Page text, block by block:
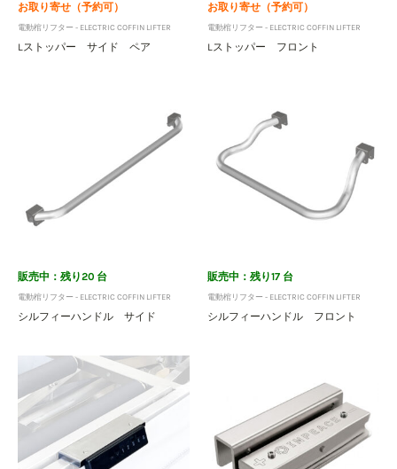
お取り寄せ（予約可）
電動棺リフター - ELECTRIC COFFIN LIFTER
Lストッパー サイド ペア
お取り寄せ（予約可）
電動棺リフター - ELECTRIC COFFIN LIFTER
Lストッパー フロント
販売中：残り20 台
電動棺リフター - ELECTRIC COFFIN LIFTER
シルフィーハンドル サイド
販売中：残り17 台
電動棺リフター - ELECTRIC COFFIN LIFTER
シルフィーハンドル フロント